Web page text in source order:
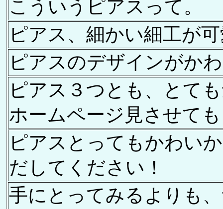
こういうピアスって。
ピアス、細かい細工が
ピアスのデザインがか
ピアス３つとも、とて
ホームページ見させて
ピアスとってもかわい
だしてください！
手にとってみるよりも